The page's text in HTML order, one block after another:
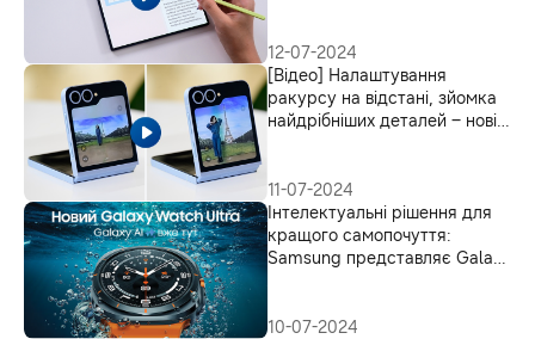
12-07-2024
[Відео] Налаштування
ракурсу на відстані, зйомка
найдрібніших деталей – нові
11-07-2024
Інтелектуальні рішення для
кращого самопочуття:
Samsung представляє Galaxy
10-07-2024